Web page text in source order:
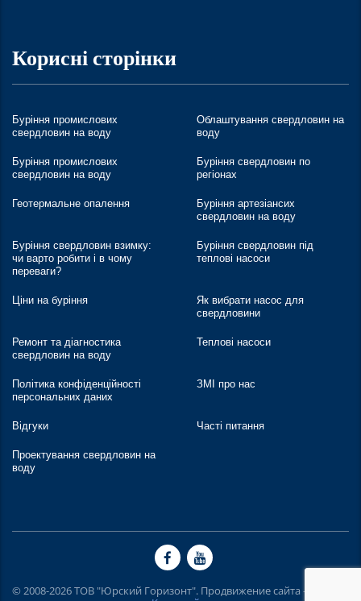
Корисні сторінки
Буріння промислових
свердловин на воду
Облаштування свердловин на
воду
Буріння промислових
свердловин на воду
Буріння свердловин по
регіонах
Геотермальне опалення
Буріння артезіансих
свердловин на воду
Буріння свердловин взимку:
чи варто робити і в чому
переваги?
Буріння свердловин під
теплові насоси
Ціни на буріння
Як вибрати насос для
свердловини
Ремонт та діагностика
свердловин на воду
Теплові насоси
Політика конфіденційності
персональних даних
ЗМІ про нас
Відгуки Часті питання
Проектування свердловин на
воду
© 2008-2026 ТОВ "Юрский Горизонт". Продвижение сайта -